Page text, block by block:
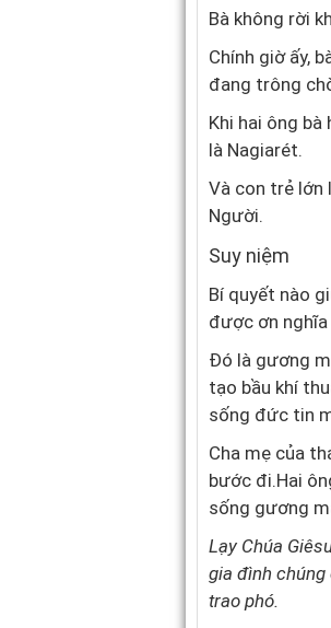
Bà không rời
Chính giờ ấy,
đang trông
Khi hai ông
là Nagiarét.
Và con trẻ lớn
Người.
Suy niệm
Bí quyết nào
được ơn nghĩa
Đó là gương
tạo bầu khí
sống đức tin
Cha mẹ của
bước đi.Hai
sống gương
Lạy Chúa
gia đình chúng
trao phó.